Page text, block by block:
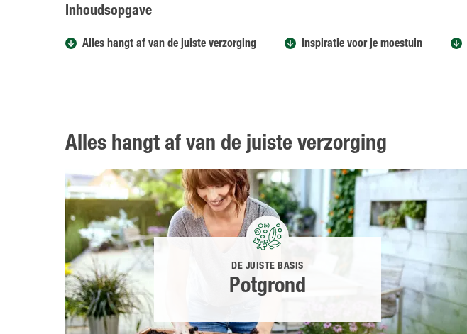
Inhoudsopgave
Alles hangt af van de juiste verzorging Inspiratie voor je moestuin
Alles hangt af van de juiste verzorging
DE JUISTE BASIS
Potgrond